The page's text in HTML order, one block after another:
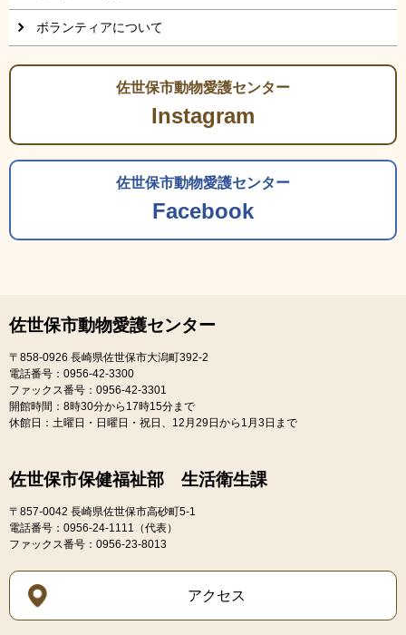
ボランティアについて
佐世保市動物愛護センター
Instagram
佐世保市動物愛護センター
Facebook
佐世保市動物愛護センター
〒858-0926 長崎県佐世保市大潟町392-2
電話番号：0956-42-3300
ファックス番号：0956-42-3301
開館時間：8時30分から17時15分まで
休館日：土曜日・日曜日・祝日、12月29日から1月3日まで
佐世保市保健福祉部 生活衛生課
〒857-0042 長崎県佐世保市高砂町5-1
電話番号：0956-24-1111（代表）
ファックス番号：0956-23-8013
アクセス